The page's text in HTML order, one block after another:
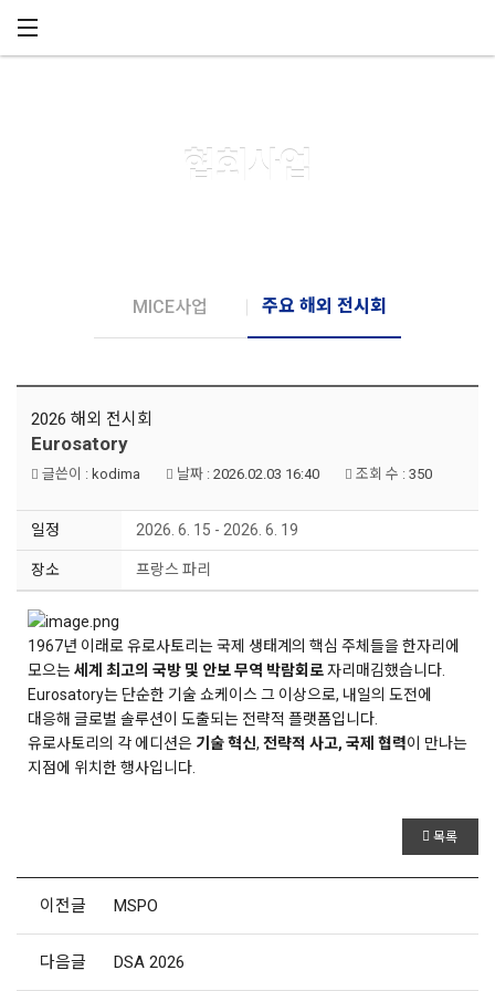
협회사업
MICE사업 주요 해외 전시회
2026 해외 전시회
Eurosatory
글쓴이 : kodima 날짜 : 2026.02.03 16:40 조회 수 : 350
일정 2026. 6. 15 - 2026. 6. 19
장소 프랑스 파리
1967년 이래로 유로사토리는 국제 생태계의 핵심 주체들을 한자리에
모으는세계 최고의 국방 및 안보 무역 박람회로자리매김했습니다.
Eurosatory는 단순한 기술 쇼케이스 그 이상으로, 내일의 도전에
대응해 글로벌 솔루션이 도출되는 전략적 플랫폼입니다.
유로사토리의 각 에디션은 기술 혁신, 전략적 사고, 국제 협력이 만나는
지점에 위치한 행사입니다.
목록
이전글 MSPO
다음글 DSA 2026